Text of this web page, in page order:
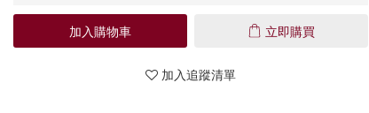
加入購物車 立即購買
加入追蹤清單